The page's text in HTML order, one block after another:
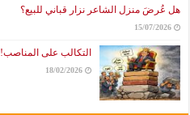
هل عُرضَ منزل الشاعر نزار قباني للبيع؟
15/07/2026
التكالب على المناصب!
18/02/2026